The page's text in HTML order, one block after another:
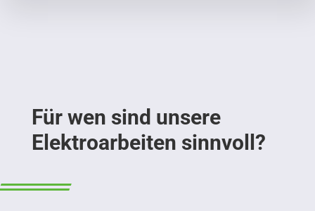
Für wen sind unsere
Elektroarbeiten sinnvoll?